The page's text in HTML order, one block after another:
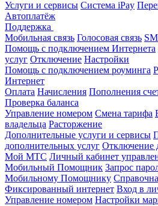
Услуги и сервисы Система iPay
Автоплатёж
Поддержка
Мобильная связь Голосовая связь
Помощь с подключением Интернета
услуг Отключение Настройки
Помощь с подключением роуминга
Интернет
Оплата Начисления Пополнения
Проверка баланса
Управление номером Смена тарифа
владельца Расторжение
Дополнительные услуги и сервисы
дополнительных услуг Отключение
Мой МТС Личный кабинет
Мобильный Помощник Запрос
Мобильному Помощнику
Фиксированный интернет Вход в
Управление номером Настройки